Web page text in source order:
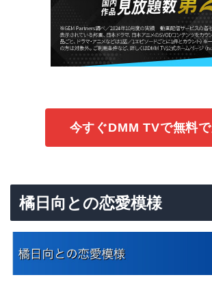
今すぐDMM TVで無料
橘日向との恋愛模様